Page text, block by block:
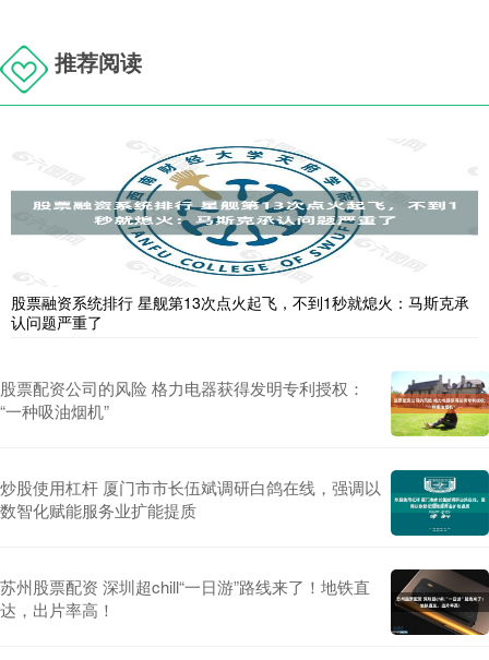
推荐阅读
股票融资系统排行 星舰第13次点火起飞，不到1秒就熄火：马斯克承
认问题严重了
股票配资公司的风险 格力电器获得发明专利授权：
“一种吸油烟机”
炒股使用杠杆 厦门市市长伍斌调研白鸽在线，强调以
数智化赋能服务业扩能提质
苏州股票配资 深圳超chill“一日游”路线来了！地铁直
达，出片率高！